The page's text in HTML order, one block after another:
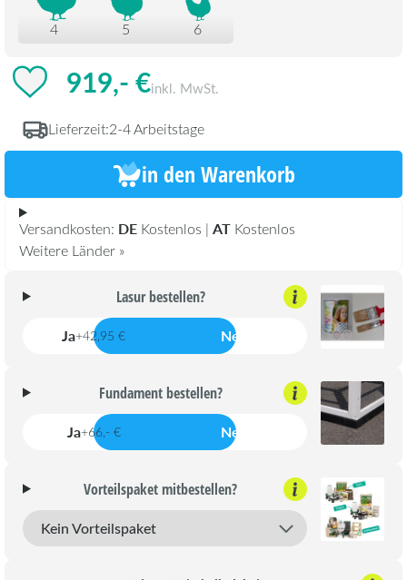
4 5 6
919,- €inkl. MwSt.
Lieferzeit:2-4 Arbeitstage
in den Warenkorb
Versandkosten: DE Kostenlos | AT Kostenlos
Weitere Länder »
Lasur bestellen?
Ja+42,95 € Nein
Fundament bestellen?
Ja+66,- € Nein
Vorteilspaket mitbestellen?